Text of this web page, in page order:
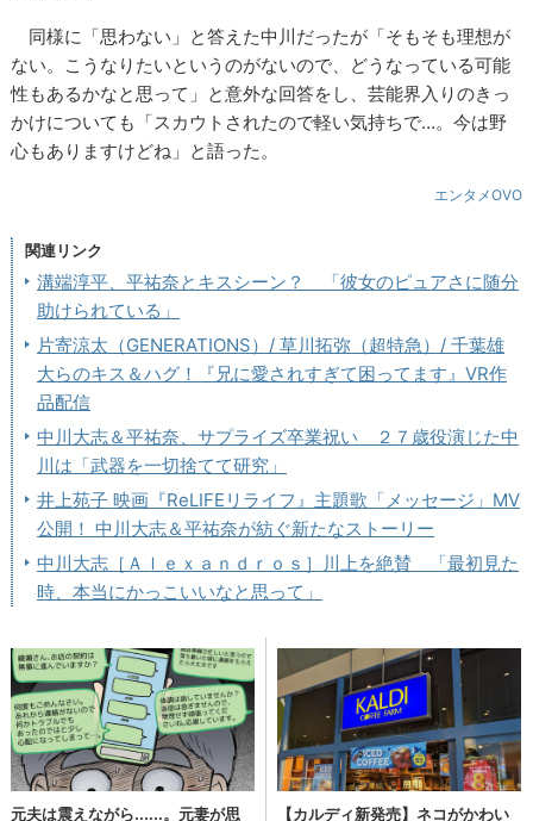
同様に「思わない」と答えた中川だったが「そもそも理想が
ない。こうなりたいというのがないので、どうなっている可能
性もあるかなと思って」と意外な回答をし、芸能界入りのきっ
かけについても「スカウトされたので軽い気持ちで…。今は野
心もありますけどね」と語った。
エンタメOVO
関連リンク
溝端淳平、平祐奈とキスシーン？ 「彼女のピュアさに随分
助けられている」
片寄涼太（GENERATIONS）/ 草川拓弥（超特急）/ 千葉雄
大らのキス＆ハグ！『兄に愛されすぎて困ってます』VR作
品配信
中川大志＆平祐奈、サプライズ卒業祝い ２７歳役演じた中
川は「武器を一切捨てて研究」
井上苑子 映画『ReLIFEリライフ』主題歌「メッセージ」MV
公開！ 中川大志＆平祐奈が紡ぐ新たなストーリー
中川大志［Ａｌｅｘａｎｄｒｏｓ］川上を絶賛 「最初見た
時、本当にかっこいいなと思って」